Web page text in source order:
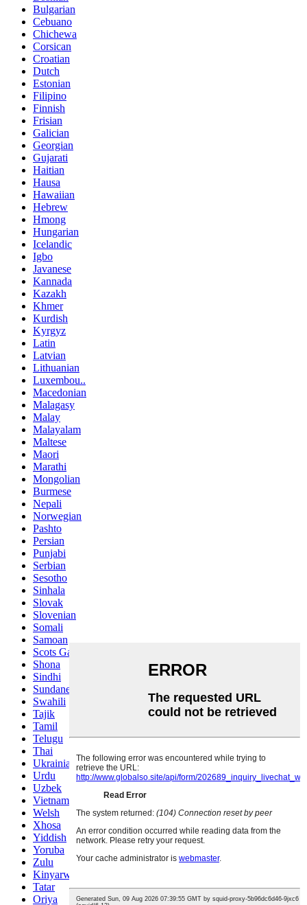
Bulgarian
Cebuano
Chichewa
Corsican
Croatian
Dutch
Estonian
Filipino
Finnish
Frisian
Galician
Georgian
Gujarati
Haitian
Hausa
Hawaiian
Hebrew
Hmong
Hungarian
Icelandic
Igbo
Javanese
Kannada
Kazakh
Khmer
Kurdish
Kyrgyz
Latin
Latvian
Lithuanian
Luxembou..
Macedonian
Malagasy
Malay
Malayalam
Maltese
Maori
Marathi
Mongolian
Burmese
Nepali
Norwegian
Pashto
Persian
Punjabi
Serbian
Sesotho
Sinhala
Slovak
Slovenian
Somali
Samoan
Scots Gaelic
Shona
Sindhi
Sundanese
Swahili
Tajik
Tamil
Telugu
Thai
Ukrainian
Urdu
Uzbek
Vietnamese
Welsh
Xhosa
Yiddish
Yoruba
Zulu
Kinyarwanda
Tatar
Oriya